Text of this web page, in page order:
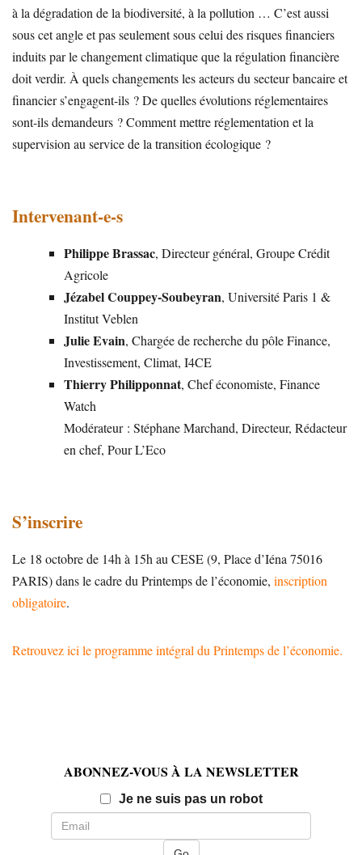
à la dégradation de la biodiversité, à la pollution … C’est aussi
sous cet angle et pas seulement sous celui des risques financiers
induits par le changement climatique que la régulation financière
doit verdir. À quels changements les acteurs du secteur bancaire et
financier s’engagent-ils ? De quelles évolutions réglementaires
sont-ils demandeurs ? Comment mettre réglementation et la
supervision au service de la transition écologique ?
Intervenant-e-s
Philippe Brassac, Directeur général, Groupe Crédit
Agricole
Jézabel Couppey-Soubeyran, Université Paris 1 &
Institut Veblen
Julie Evain, Chargée de recherche du pôle Finance,
Investissement, Climat, I4CE
Thierry Philipponnat, Chef économiste, Finance
Watch
Modérateur : Stéphane Marchand, Directeur, Rédacteur
en chef, Pour L’Eco
S’inscrire
Le 18 octobre de 14h à 15h au CESE (9, Place d’Iéna 75016
PARIS) dans le cadre du Printemps de l’économie, inscription
obligatoire.
Retrouvez ici le programme intégral du Printemps de l’économie.
ABONNEZ-VOUS À LA NEWSLETTER
Je ne suis pas un robotEmail